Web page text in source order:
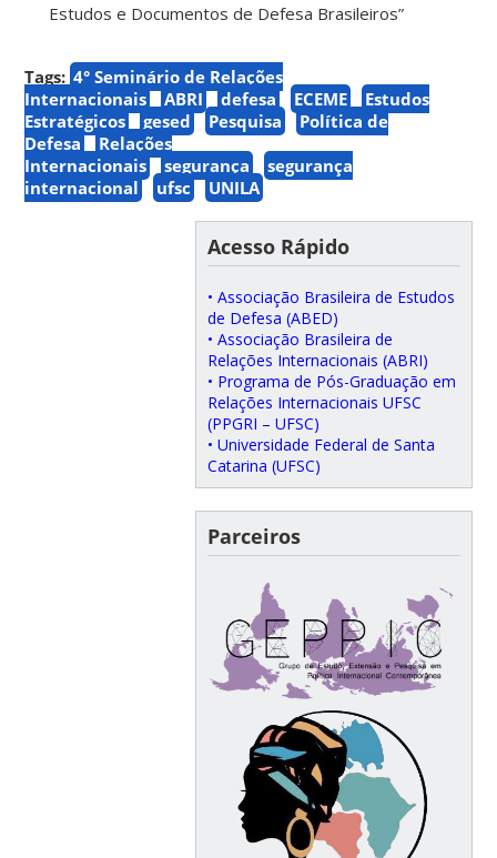
Estudos e Documentos de Defesa Brasileiros”
Tags: 4° Seminário de Relações
Internacionais
ABRI defesa ECEME
Estudos
Estratégicos
gesed Pesquisa
Política de
Defesa
Relações
Internacionais
segurança
segurança
internacional
ufsc UNILA
Acesso Rápido
• Associação Brasileira de Estudos
de Defesa (ABED)
• Associação Brasileira de
Relações Internacionais (ABRI)
• Programa de Pós-Graduação em
Relações Internacionais UFSC
(PPGRI – UFSC)
• Universidade Federal de Santa
Catarina (UFSC)
Parceiros